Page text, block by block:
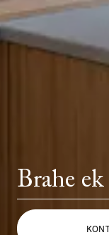
Brahe ek